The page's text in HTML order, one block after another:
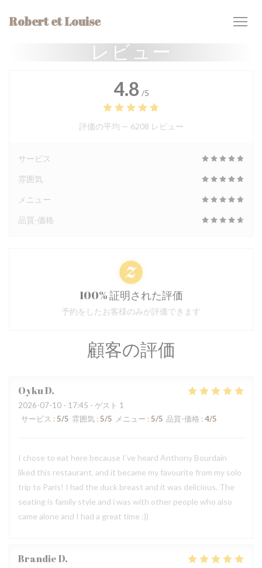
Robert et Louise
レビュー
顧客の評価
OykuD
2026-07-10 - 17:45 - ゲスト 1
サービス : 5/5 雰囲気 : 5/5 メニュー : 5/5 品質-価格 : 4/5
I chose to eat here because I’ve heard Anthony Bourdain
liked this restaurant, and it became my favourite from my solo
trip to Paris! I had the duck breast and it was delicious. The
seating is family style and i was with other people who also
came alone and I had a great time :))
BrandieD
4.8 /5
評価の平均 — 6208 レビュー
サービス
雰囲気
メニュー
品質-価格
100% 証明された評価
予約をしたお客様のみが評価できます